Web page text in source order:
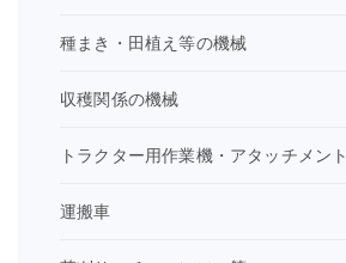
種まき・田植え等の機械
収穫関係の機械
トラクター用作業機・アタッチメント
運搬車